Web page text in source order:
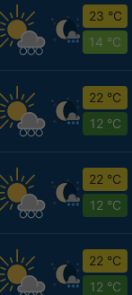
23 °C
14 °C
22 °C
12 °C
22 °C
12 °C
22 °C
12 °C